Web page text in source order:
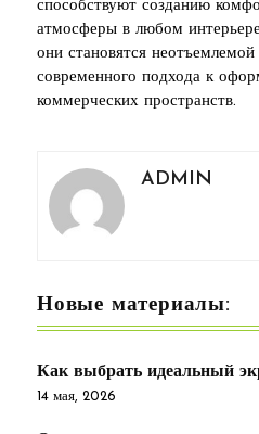
способствуют созданию
атмосферы в любом
они становятся
современного подхода к
коммерческих пространств.
ADMIN
Новые материалы:
Как выбрать идеальный
14 мая, 2026